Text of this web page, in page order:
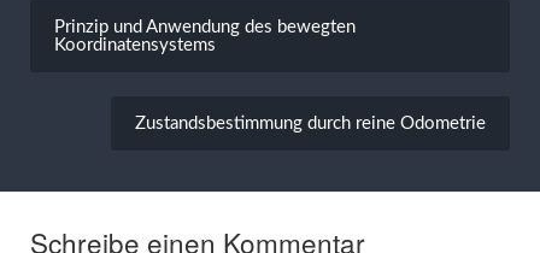
Prinzip und Anwendung des bewegten
Koordinatensystems
Zustandsbestimmung durch reine Odometrie
Schreibe einen Kommentar